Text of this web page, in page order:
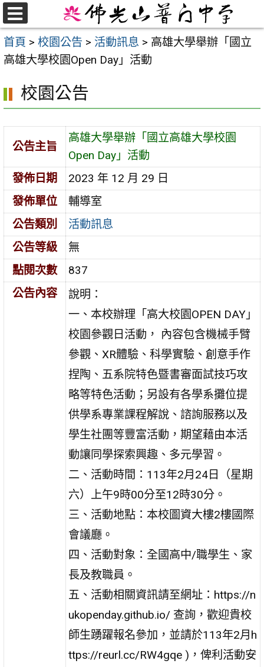
跳
至
主
要
首頁 > 校園公告 > 活動訊息 > 高雄大學舉辦「國立
高雄大學校園Open Day」活動
校園公告
公告主旨
高雄大學舉辦「國立高雄大學校園
Open Day」活動
發佈日期
2023 年 12 月 29 日
發佈單位
輔導室
公告類別
活動訊息
公告等級
無
點閱次數
837
公告內容
說明：
一、本校辦理「高大校園OPEN DAY」
校園參觀日活動， 內容包含機械手臂
參觀、XR體驗、科學實驗、創意手作
捏陶、五系院特色暨書審面試技巧攻
略等特色活動；另設有各學系攤位提
供學系專業課程解說、諮詢服務以及
學生社團等豐富活動，期望藉由本活
動讓同學探索興趣、多元學習。
二、活動時間：113年2月24日（星期
六）上午9時00分至12時30分。
三、活動地點：本校圖資大樓2樓國際
會議廳。
四、活動對象：全國高中/職學生、家
長及教職員。
五、活動相關資訊請至網址：https://n
ukopenday.github.io/ 查詢，歡迎貴校
師生踴躍報名參加，並請於113年2月h
ttps://reurl.cc/RW4gqe )，俾利活動安
選
單